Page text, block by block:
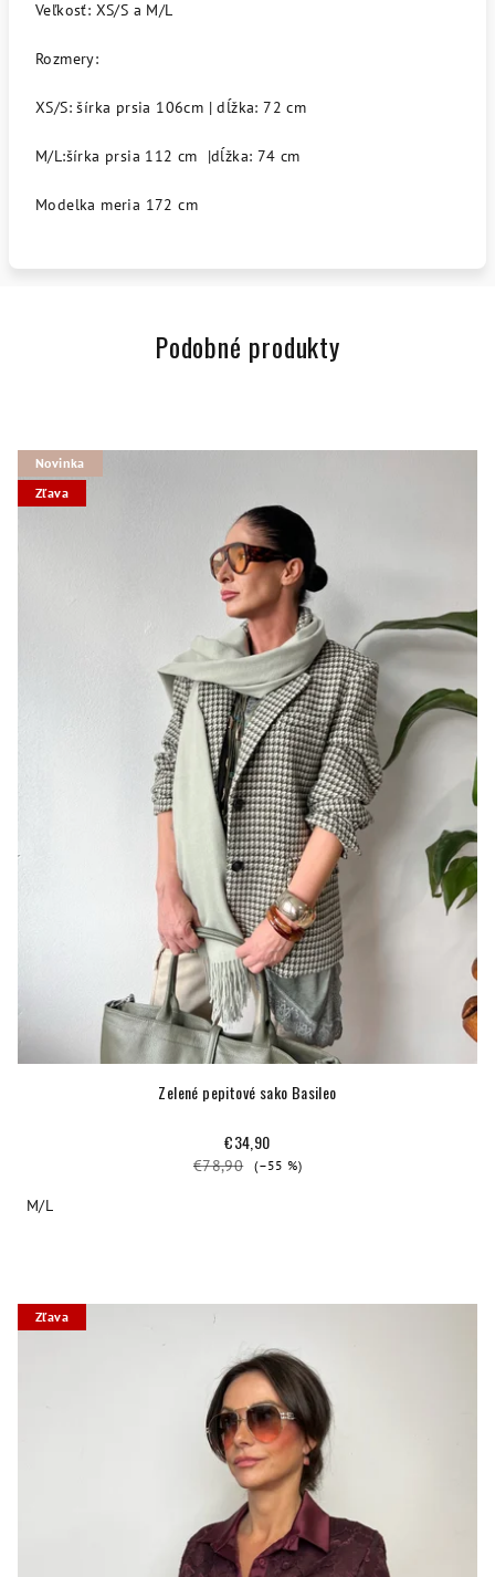
Veľkosť: XS/S a M/L
Rozmery:
XS/S: šírka prsia 106cm | dĺžka: 72 cm
M/L:šírka prsia 112 cm |dĺžka: 74 cm
Modelka meria 172 cm
Podobné produkty
Novinka
Zľava
Zelené pepitové sako Basileo
€34,90
€78,90 (–55 %)
M/L
Zľava